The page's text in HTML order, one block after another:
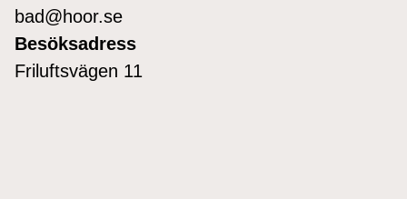
bad@hoor.se
Besöksadress
Friluftsvägen 11